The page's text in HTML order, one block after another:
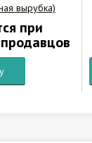
вырубка)
при